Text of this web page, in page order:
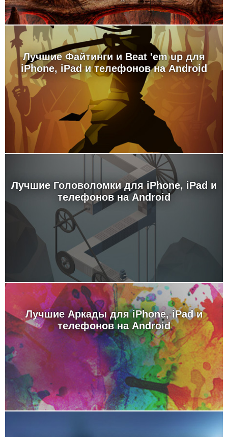
Лучшие Файтинги и Beat 'em up для
iPhone, iPad и телефонов на Android
Лучшие Головоломки для iPhone, iPad и
телефонов на Android
Лучшие Аркады для iPhone, iPad и
телефонов на Android